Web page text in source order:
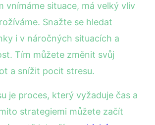
vnímáme situace, má velký vliv
Snažte se hledat
i v náročných situacích a
Tím můžete změnit svůj
a snížit pocit stresu.
je proces, který vyžaduje čas a
strategiemi můžete začít